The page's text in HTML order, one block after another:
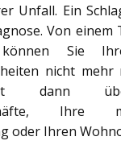
Unfall. Ein
Von einem
Sie
nicht mehr
dann
Ihre
oder Ihren